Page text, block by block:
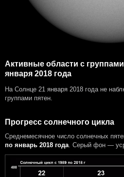
Активные области с
января 2018 года
На Солнце 21 января 2018 года не
группами пятен.
Прогресс солнечного цикла
Среднемесячное число солнечных
по январь 2018 года . Серый фон —